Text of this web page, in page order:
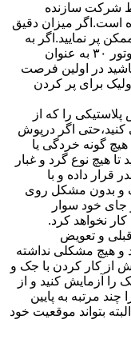
شرکت سازنده
میزان دقیق
پر نمایید.اگر به
روغن هیدرولیک دسترسی ندارید از روغن موتور ۳۰ به عنوان
در اولین فرصت
برای پر کردن
را که از
کنید،حتی اگر درپوش
گونه خردگی یا
تا هیچ نوع گرد و غبار
قرار داده و با
و بدون مشکل روی
جای خود سوار
نخواهد کرد.
و تعویض
و هیچ مشکلی نداشته
از کار کردن با جک و
را آزمایش کنید و از
مرتبه به پایین
بتواند موقعیت خود